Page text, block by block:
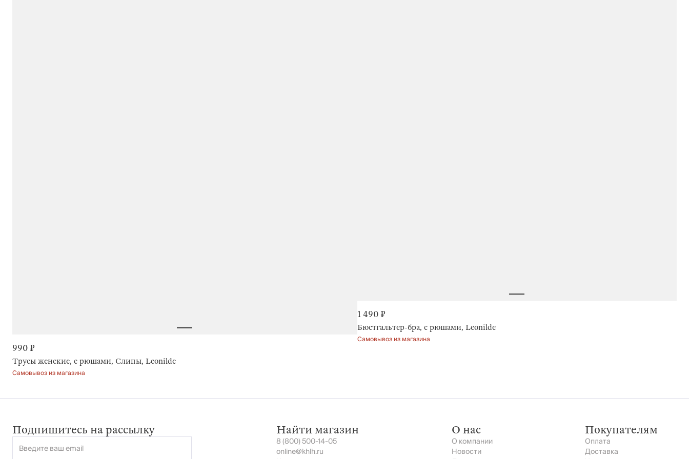
990 ₽
Трусы женские, с рюшами, Слипы, Leonilde
Самовывоз из магазина
1 490 ₽
Бюстгальтер-бра, с рюшами, Leonilde
Самовывоз из магазина
Подпишитесь на рассылку
Введите ваш email
Найти магазин
8 (800) 500-14-05
online@khlh.ru
О нас
О компании
Новости
Покупателям
Оплата
Доставка